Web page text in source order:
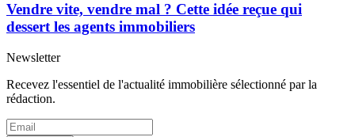
Vendre vite, vendre mal ? Cette idée reçue qui
dessert les agents immobiliers
Newsletter
Recevez l'essentiel de l'actualité immobilière sélectionné par la
rédaction.